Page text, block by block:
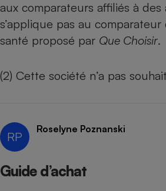
aux comparateurs affiliés à
s’applique pas au
santé proposé par Que Choisir.
(2) Cette société n’a pas
RP
Roselyne Poznanski
Guide d’achat